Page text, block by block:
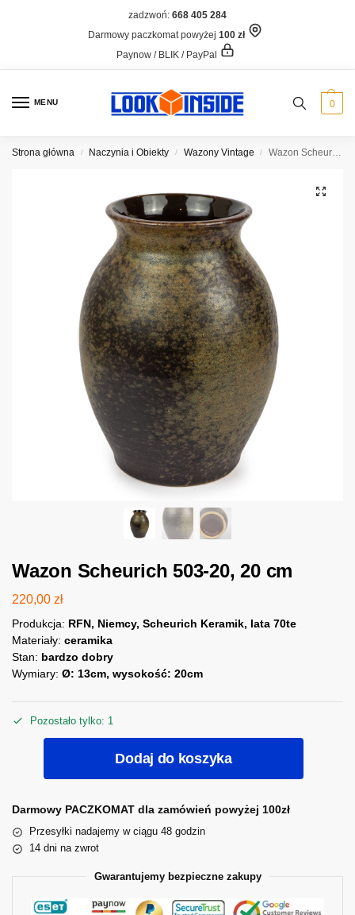
zadzwoń: 668 405 284
Darmowy paczkomat powyżej 100 zł
Paynow / BLIK / PayPal
MENU 0
Strona główna / Naczynia i Obiekty / Wazony Vintage / Wazon Scheurich 503-20, 20 cm
Wazon Scheurich 503-20, 20 cm
220,00 zł
Produkcja: RFN, Niemcy, Scheurich Keramik, lata 70te
Materiały: ceramika
Stan: bardzo dobry
Wymiary: Ø: 13cm, wysokość: 20cm
Pozostało tylko: 1
Dodaj do koszyka
Darmowy PACZKOMAT dla zamówień powyżej 100zł
Przesyłki nadajemy w ciągu 48 godzin
14 dni na zwrot
Gwarantujemy bezpieczne zakupy